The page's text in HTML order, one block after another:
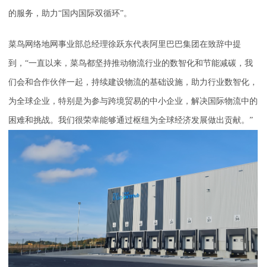
的服务，助力“国内国际双循环”。
菜鸟网络地网事业部总经理徐跃东代表阿里巴巴集团在致辞中提
到，“一直以来，菜鸟都坚持推动物流行业的数智化和节能减碳，我
们会和合作伙伴一起，持续建设物流的基础设施，助力行业数智化，
为全球企业，特别是为参与跨境贸易的中小企业，解决国际物流中的
困难和挑战。我们很荣幸能够通过枢纽为全球经济发展做出贡献。”